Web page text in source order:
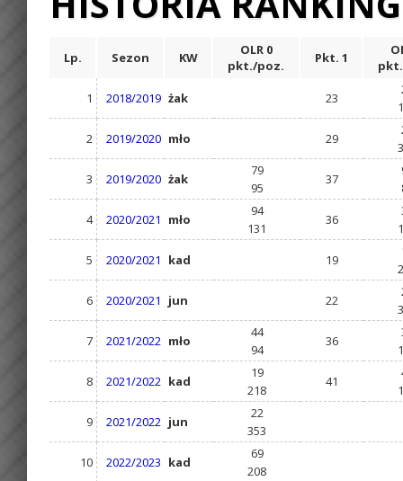
Lp. Sezon KW
OLR 0
pkt./poz.
Pkt. 1
1
2018/2019 żak 23
2
2019/2020 mło 29
3
2019/2020 żak
79
95
37
4
2020/2021 mło
94
131
36
5
2020/2021 kad 19
6
2020/2021 jun 22
7
2021/2022 mło
44
94
36
8
2021/2022 kad
19
218
41
9
2021/2022 jun
22
353
10
2022/2023 kad
69
208